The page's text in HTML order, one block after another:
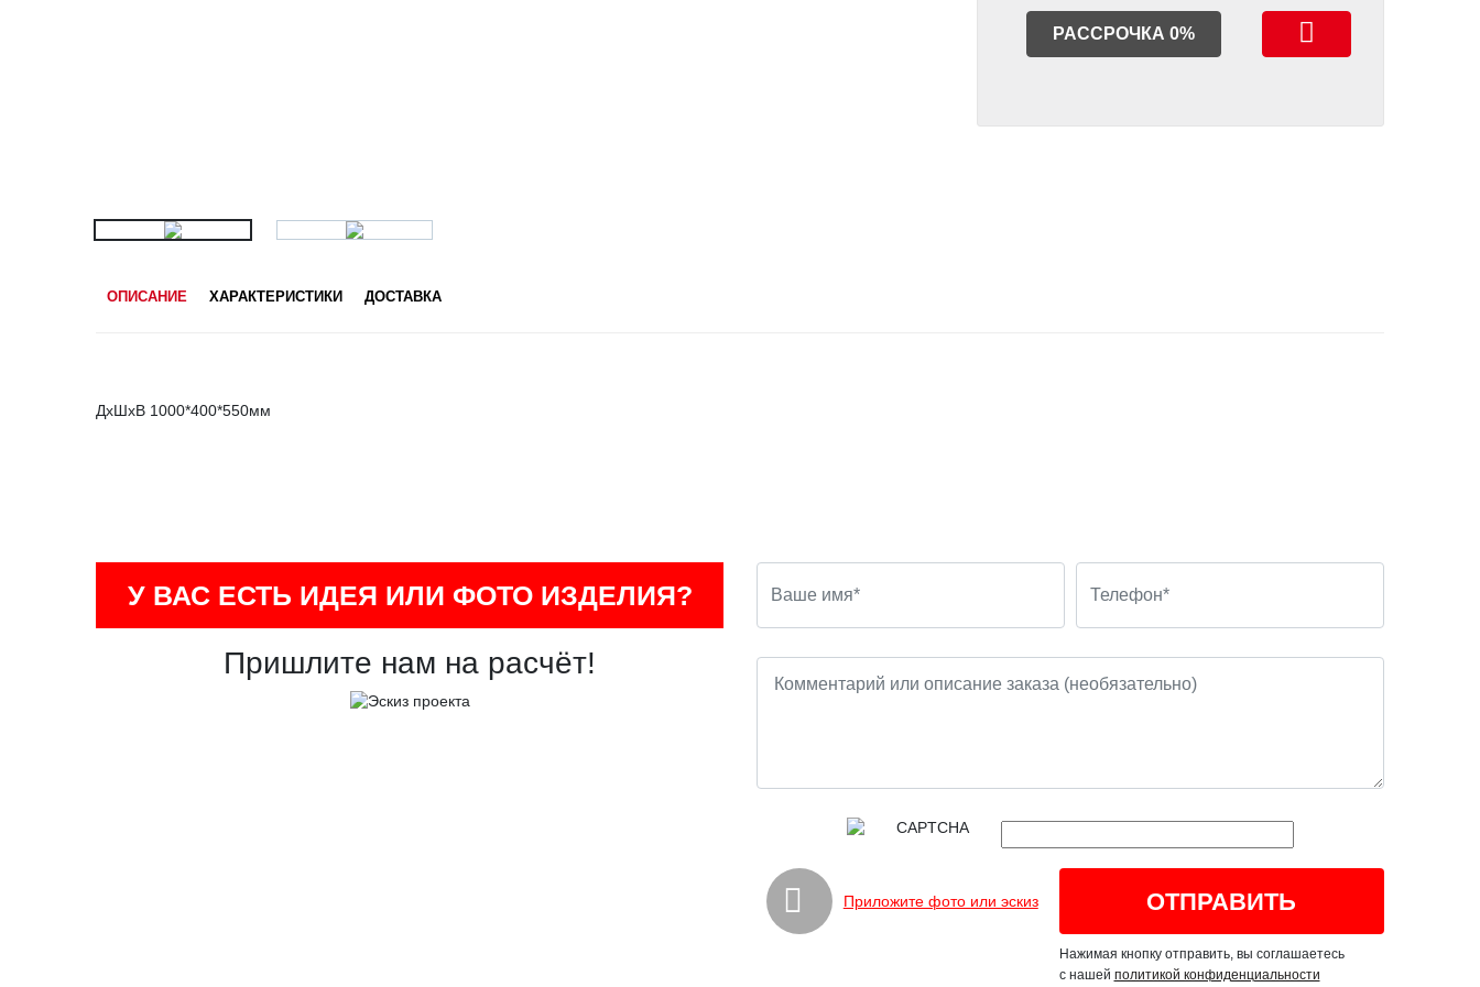
РАССРОЧКА 0%
ОПИСАНИЕ ХАРАКТЕРИСТИКИ ДОСТАВКА
ДхШхВ 1000*400*550мм
У ВАС ЕСТЬ ИДЕЯ ИЛИ ФОТО ИЗДЕЛИЯ?
Пришлите нам на расчёт!
Приложите фото или эскиз
Нажимая кнопку отправить, вы соглашаетесь
с нашей политикой конфиденциальности